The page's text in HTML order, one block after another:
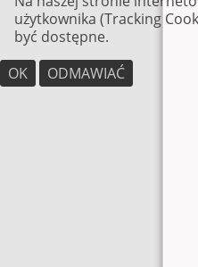
użytkownika (Tracking
być dostępne.
OK
ODMAWIAĆ